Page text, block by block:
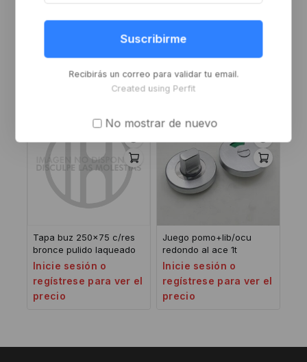
Boca.de de embutir
regístrese para ver el
Pomo delta para baño o
r/redondo 48 b
precio
Tapa buz 250×75 c/res
bronce pulido laqueado
Inicie sesión o
regístrese para ver el
precio
Juego pomo+lib/ocu
redondo al ace 1t
Inicie sesión o
regístrese para ver el
precio
Suscribirme
Recibirás un correo para validar tu email.
Created using Perfit
No mostrar de nuevo